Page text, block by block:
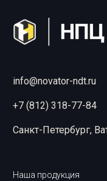
info@novator-ndt.ru
+7 (812) 318-77-84
Санкт-Петербург,
Наша продукция